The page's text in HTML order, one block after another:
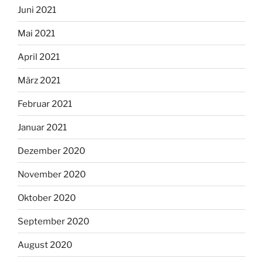
Juni 2021
Mai 2021
April 2021
März 2021
Februar 2021
Januar 2021
Dezember 2020
November 2020
Oktober 2020
September 2020
August 2020